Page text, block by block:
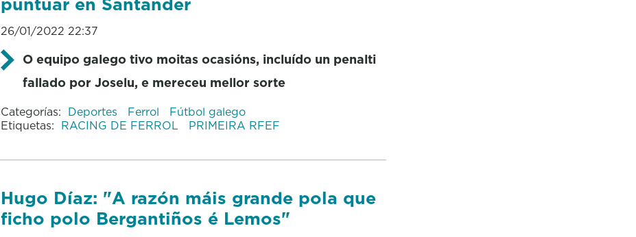
26/01/2022 22:37
O equipo galego tivo moitas ocasións, incluído un penalti
fallado por Joselu, e mereceu mellor sorte
Categorías: Deportes Ferrol
Fútbol galego
Etiquetas: RACING DE FERROL PRIMEIRA RFEF
Hugo Díaz: "A razón máis grande pola que
ficho polo Bergantiños é Lemos"